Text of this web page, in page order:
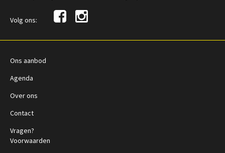
Volg ons:
Ons aanbod
Agenda
Over ons
Contact
Vragen?
Voorwaarden